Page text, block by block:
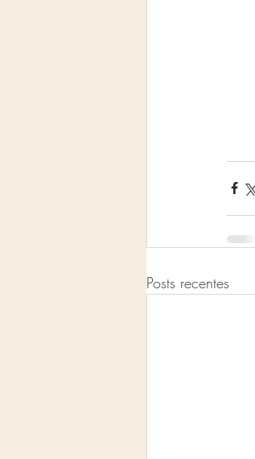
Posts recentes